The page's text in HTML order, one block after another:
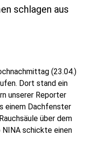
schlagen aus
(23.04.)
Dort stand ein
unserer Reporter
einem Dachfenster
über dem
NINA schickte einen